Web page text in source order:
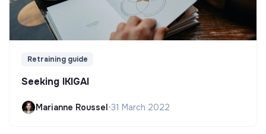
Retraining guide
Seeking IKIGAI
Marianne Roussel•31 March 2022